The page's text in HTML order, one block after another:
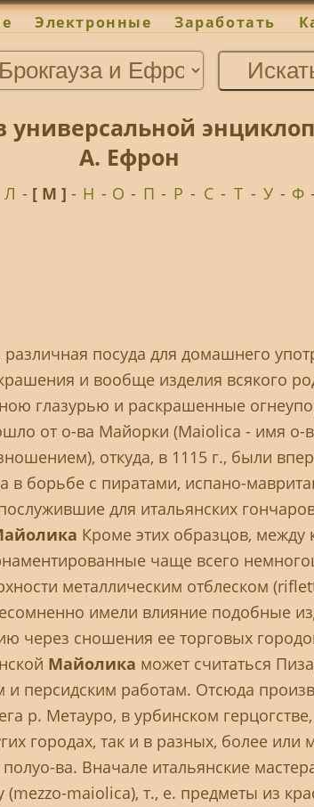
Электронные Заработать
универсальной
А. Ефрон
Л - [ М ]- Н - О - П - Р - С - Т - У - Ф -
посуда для домашнего
и вообще изделия всякого
глазурью и раскрашенные
от о-ва Майорки (Maiolica - имя о-
откуда, в 1115 г., были
в борьбе с пиратами, испано-
для итальянских
Кроме этих образцов, между
чаще всего
металлическим отблеском
имели влияние подобные
через сношения ее торговых
Майолика может считаться
персидским работам. Отсюда
р. Метауро, в урбинском
городах, так и в разных, более или
ва. Вначале итальянские
(mezzo-maiolica), т., е. предметы из